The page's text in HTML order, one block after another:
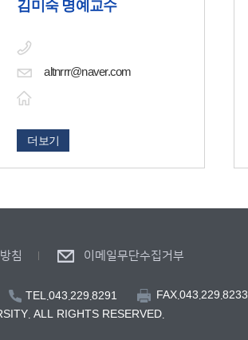
김미숙 명예교수
altnrrr@naver.com
더보기
침 이메일무단수집거부
TEL.043.229.8291
FAX.043.229.8233
ALL RIGHTS RESERVED.